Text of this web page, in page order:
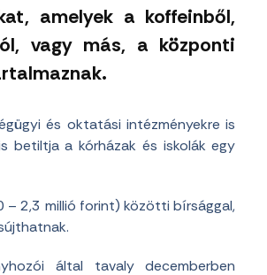
amelyek a koffeinből,
vagy más, a központi
és oktatási intézményekre is
betiltja a kórházak és iskolák egy
– 2,3 millió forint) közötti bírsággal,
által tavaly decemberben